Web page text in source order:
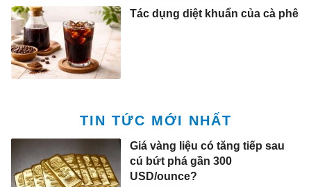
Tác dụng diệt khuẩn của cà phê
TIN TỨC MỚI NHẤT
Giá vàng liệu có tăng tiếp sau
cú bứt phá gần 300
USD/ounce?